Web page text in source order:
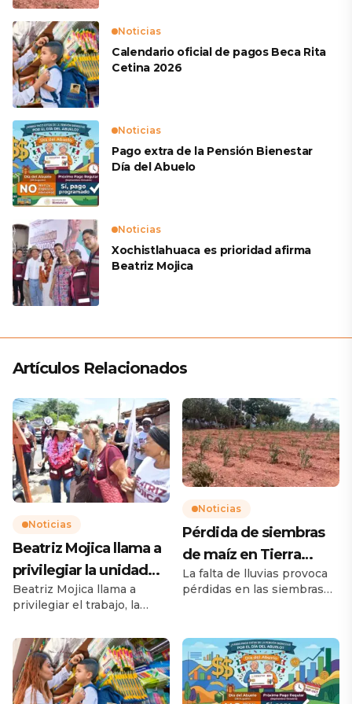
Noticias
Calendario oficial de pagos Beca Rita
Cetina 2026
Noticias
Pago extra de la Pensión Bienestar
Día del Abuelo
Noticias
Xochistlahuaca es prioridad afirma
Beatriz Mojica
Artículos Relacionados
Noticias
Beatriz Mojica llama a
privilegiar la unidad
para Guerrero
Beatriz Mojica llama a
privilegiar el trabajo, la
Acapulco, Gro., 4 de agosto
de 2026.- Desde Pie de la
Cuesta, la senadora con
licencia Beatriz Mojica
Morga afirmó que el
Noticias
Pérdida de siembras
de maíz en Tierra
Caliente preocupan a
productores
La falta de lluvias provoca
pérdidas en las siembras
momentos de
incertidumbre La sequía
amenaza la producción de
maíz en la Tierra Caliente
La falta de lluvias durante